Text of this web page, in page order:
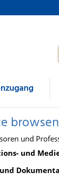
browsen
und
und